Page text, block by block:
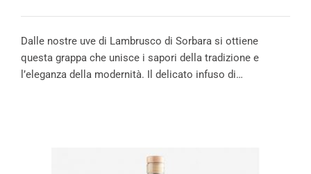
Dalle nostre uve di Lambrusco di Sorbara si ottiene
questa grappa che unisce i sapori della tradizione e
l’eleganza della modernità. Il delicato infuso di…